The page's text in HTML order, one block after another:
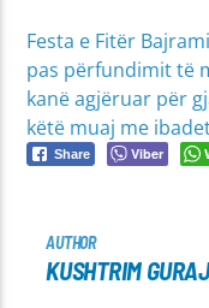
Festa e Fitër
pas përfundimit të
kanë agjëruar për
këtë muaj me
Share Viber
AUTHOR
KUSHTRIM GURAJ